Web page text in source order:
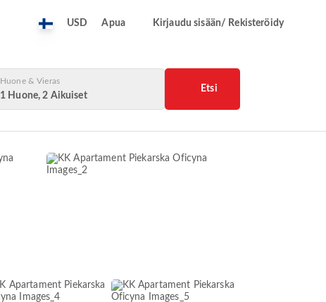
USD Apua Kirjaudu sisään/ Rekisteröidy
Huone & Vieras
1 Huone, 2 Aikuiset
Etsi